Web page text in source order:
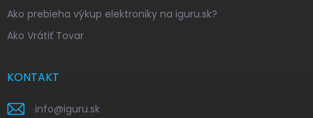
Ako prebieha výkup elektroniky na iguru.sk?
Ako Vrátiť Tovar
KONTAKT
info@iguru.sk